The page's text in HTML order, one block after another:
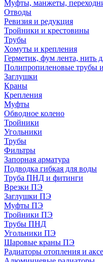
Муфты, манжеты,
Отводы
Ревизия и редукция
Тройники и крестовины
Трубы
Хомуты и крепления
Герметик, фум лента, нить
Полипропиленовые трубы
Заглушки
Краны
Крепления
Муфты
Обводное колено
Тройники
Угольники
Трубы
Фильтры
Запорная арматура
Подводка гибкая для воды
Труба ПНД и фитинги
Врезки ПЭ
Заглушки ПЭ
Муфты ПЭ
Тройники ПЭ
Трубы ПНД
Угольники ПЭ
Шаровые краны ПЭ
Радиаторы отопления и